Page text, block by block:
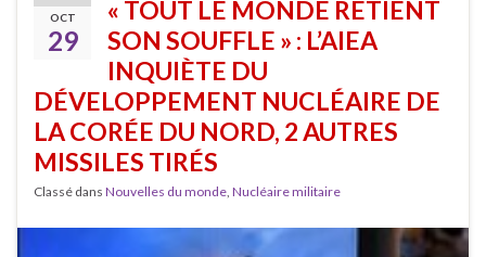
OCT
29
« TOUT LE MONDE RETIENT
SON SOUFFLE » : L’AIEA
INQUIÈTE DU
DÉVELOPPEMENT NUCLÉAIRE DE
LA CORÉE DU NORD, 2 AUTRES
MISSILES TIRÉS
Classé dans Nouvelles du monde Nucléaire militaire